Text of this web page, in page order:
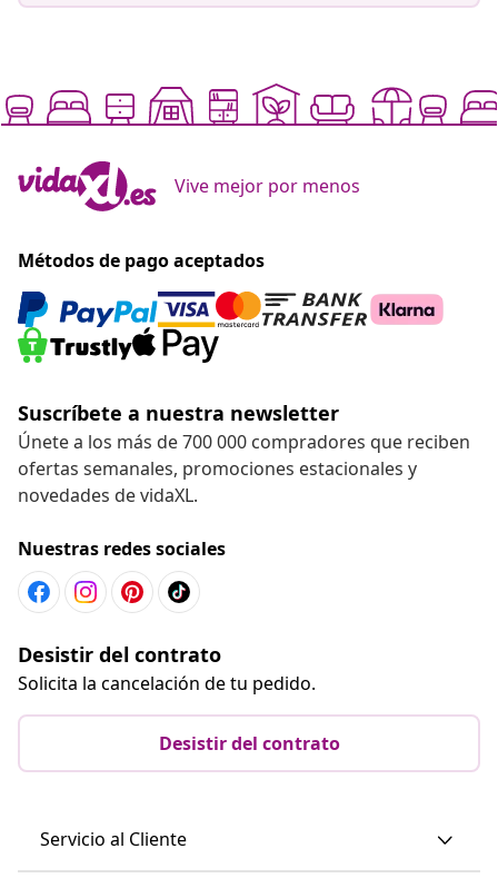
Vive mejor por menos
Métodos de pago aceptados
Suscríbete a nuestra newsletter
Únete a los más de 700 000 compradores que reciben
ofertas semanales, promociones estacionales y
novedades de vidaXL.
Nuestras redes sociales
Desistir del contrato
Solicita la cancelación de tu pedido.
Desistir del contrato
Servicio al Cliente